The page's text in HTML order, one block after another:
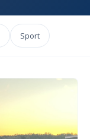
Sport